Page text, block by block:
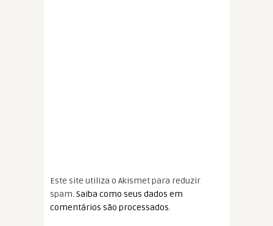
Este site utiliza o Akismet para reduzir
spam. Saiba como seus dados em
comentários são processados.